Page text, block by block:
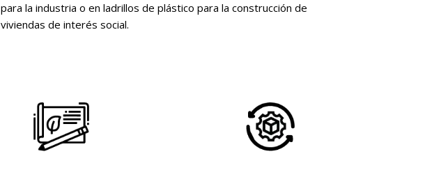
para la industria o en ladrillos de plástico para la construcción de
viviendas de interés social.